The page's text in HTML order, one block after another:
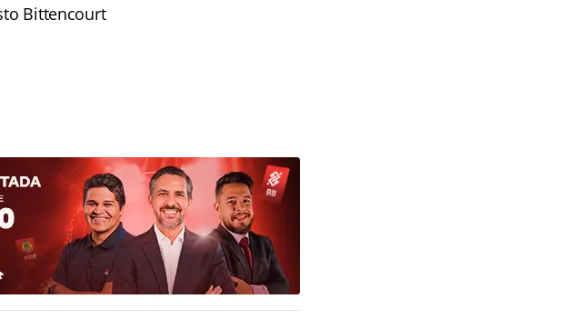
Bittencourt